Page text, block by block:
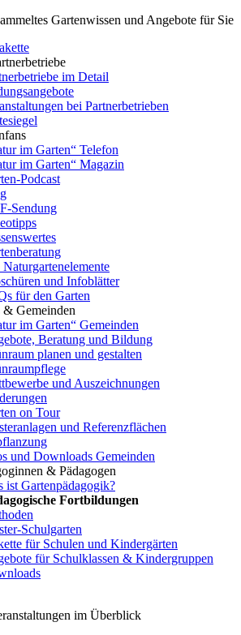
Gartenwissen und Angebote für Sie
im Detail
bei Partnerbetrieben
im Garten“ Telefon
im Garten“ Magazin
Podcast
Sendung
und Infoblätter
für den Garten
Gemeinden
im Garten“ Gemeinden
Beratung und Bildung
planen und gestalten
und Auszeichnungen
on Tour
und Referenzflächen
und Downloads Gemeinden
& Pädagogen
ist Gartenpädagogik?
Fortbildungen
Schulgarten
für Schulen und Kindergärten
für Schulklassen & Kindergruppen
im Überblick